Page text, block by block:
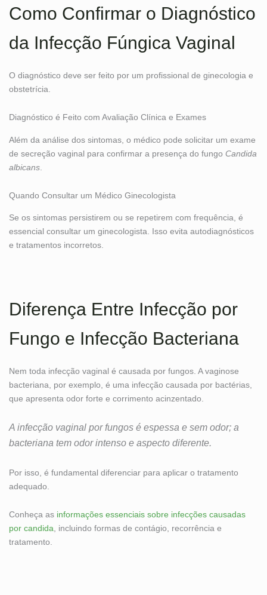
Como Confirmar o Diagnóstico
da Infecção Fúngica Vaginal
O diagnóstico deve ser feito por um profissional de ginecologia e
obstetrícia.
Diagnóstico é Feito com Avaliação Clínica e Exames
Além da análise dos sintomas, o médico pode solicitar um exame
de secreção vaginal para confirmar a presença do fungo Candida
albicans
Quando Consultar um Médico Ginecologista
Se os sintomas persistirem ou se repetirem com frequência, é
essencial consultar um ginecologista. Isso evita autodiagnósticos
e tratamentos incorretos.
Diferença Entre Infecção por
Fungo e Infecção Bacteriana
Nem toda infecção vaginal é causada por fungos. A vaginose
bacteriana, por exemplo, é uma infecção causada por bactérias,
que apresenta odor forte e corrimento acinzentado.
A infecção vaginal por fungos é espessa e sem odor; a
bacteriana tem odor intenso e aspecto diferente.
Por isso, é fundamental diferenciar para aplicar o tratamento
adequado.
Conheça as informações essenciais sobre infecções causadas
por candida, incluindo formas de contágio, recorrência e
tratamento.